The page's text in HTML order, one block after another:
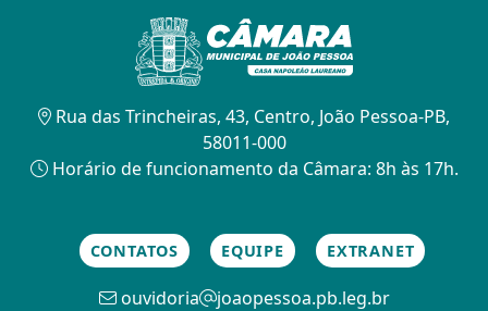
Rua das Trincheiras, 43, Centro, João Pessoa-PB,
58011-000
Horário de funcionamento da Câmara: 8h às 17h.
CONTATOS EQUIPE EXTRANET
ouvidoria
joaopessoa.pb.leg.br